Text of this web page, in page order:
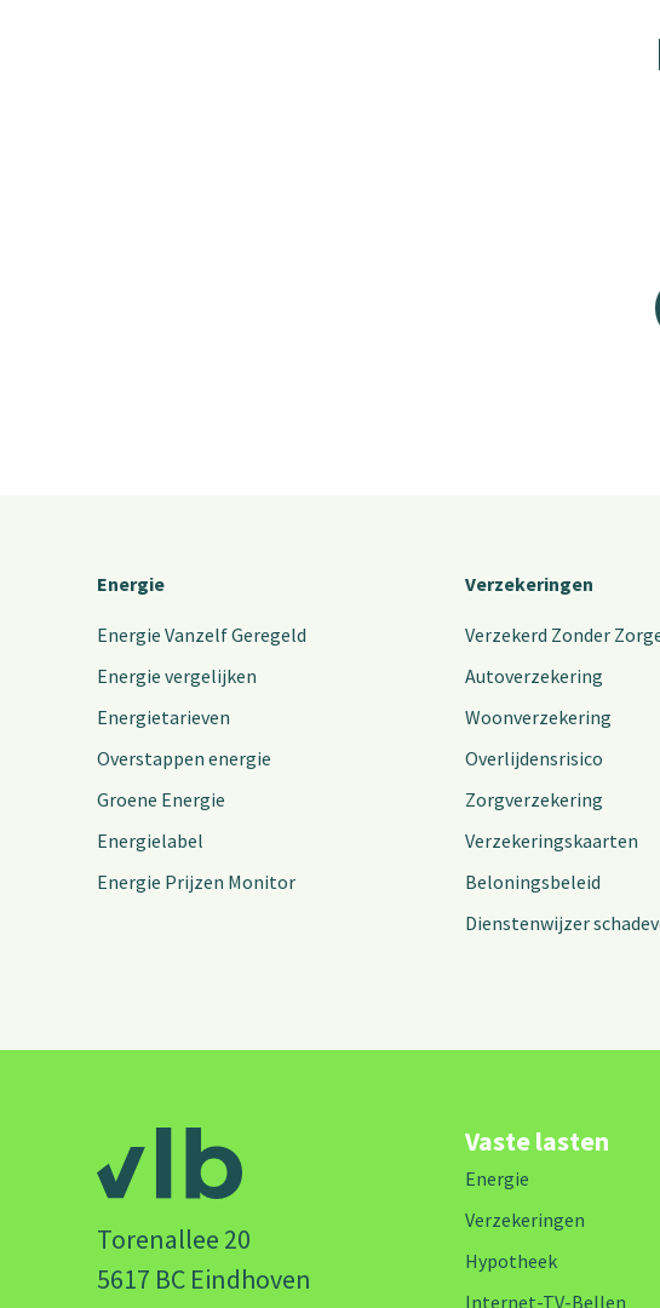
Energie
Energie Vanzelf Geregeld
Energie vergelijken
Energietarieven
Overstappen energie
Groene Energie
Energielabel
Energie Prijzen Monitor
Verzekeringen
Verzekerd Zonder
Autoverzekering
Woonverzekering
Overlijdensrisico
Zorgverzekering
Verzekeringskaarten
Beloningsbeleid
Dienstenwijzer
Torenallee 20
5617 BC Eindhoven
Vaste lasten
Energie
Verzekeringen
Hypotheek
Internet-TV-Bellen